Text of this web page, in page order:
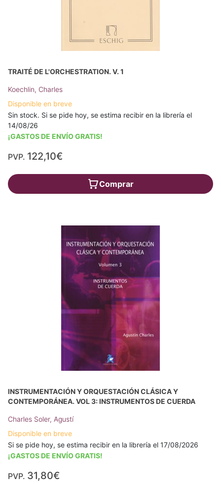
TRAITÉ DE L'ORCHESTRATION. V. 1
Koechlin, Charles
Disponible en breve
Sin stock. Si se pide hoy, se estima recibir en la librería el
14/08/26
¡GASTOS DE ENVÍO GRATIS!
PVP. 122,10€
Comprar
INSTRUMENTACIÓN Y ORQUESTACIÓN CLÁSICA Y
CONTEMPORÁNEA. VOL 3: INSTRUMENTOS DE CUERDA
Charles Soler, Agustí
Disponible en breve
Si se pide hoy, se estima recibir en la librería el 17/08/2026
¡GASTOS DE ENVÍO GRATIS!
PVP. 31,80€